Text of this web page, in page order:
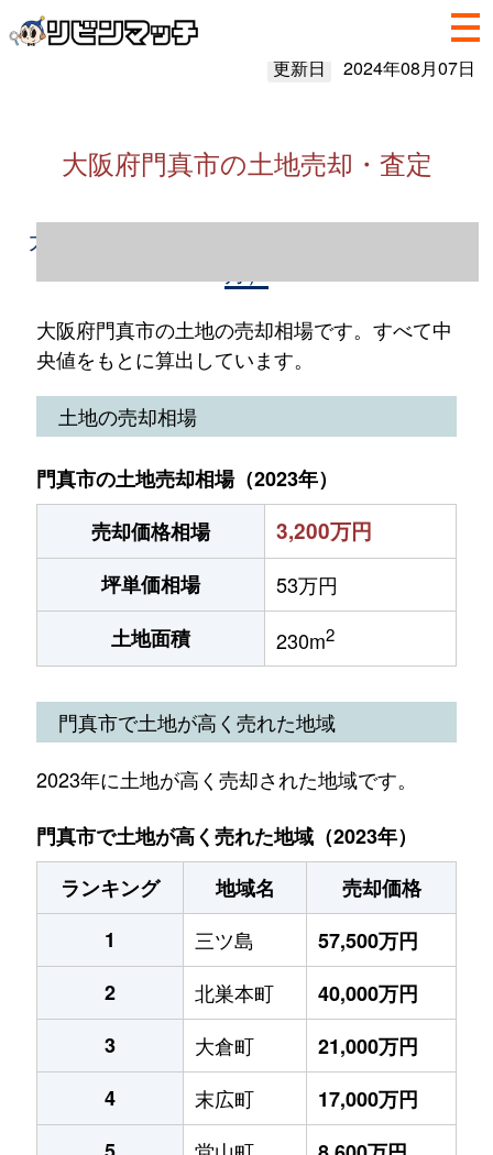
更新日 2024年08月07日
大阪府門真市の土地売却・査定
大阪府門真市の土地売却情報（2023年1～12
大阪府門真市の土地の売却相場です。すべて中
央値をもとに算出しています。
土地の売却相場
門真市の土地売却相場（2023年）
売却価格相場
3,200万円
坪単価相場
53万円
土地面積
230m2
門真市で土地が高く売れた地域
2023年に土地が高く売却された地域です。
門真市で土地が高く売れた地域（2023年）
ランキング
地域名
売却価格
1
三ツ島
57,500万円
2
北巣本町
40,000万円
3
大倉町
21,000万円
4
末広町
17,000万円